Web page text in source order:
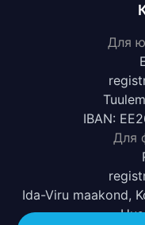
Для
IBAN:
Для
Ida-Viru maakond,